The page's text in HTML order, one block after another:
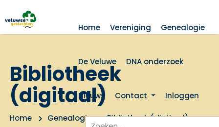
Home Vereniging Genealogie
De Veluwe DNA onderzoek
Nieuws Contact Inloggen
Bibliotheek
(digitaal)
Home Genealogie
Bibliotheek (digitaal)